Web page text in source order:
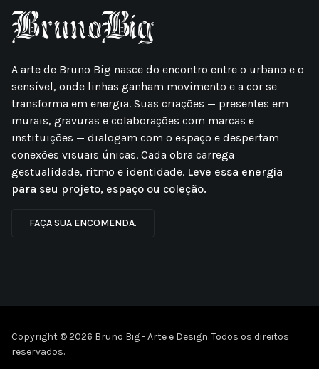
A arte de Bruno Big nasce do encontro entre o urbano e o
sensível, onde linhas ganham movimento e a cor se
transforma em energia. Suas criações — presentes em
murais, gravuras e colaborações com marcas e
instituições — dialogam com o espaço e despertam
conexões visuais únicas. Cada obra carrega
gestualidade, ritmo e identidade. Leve essa energia
para seu projeto, espaço ou coleção.
FAÇA SUA ENCOMENDA.
Copyright © 2026 Bruno Big - Arte e Design. Todos os direitos
reservados.